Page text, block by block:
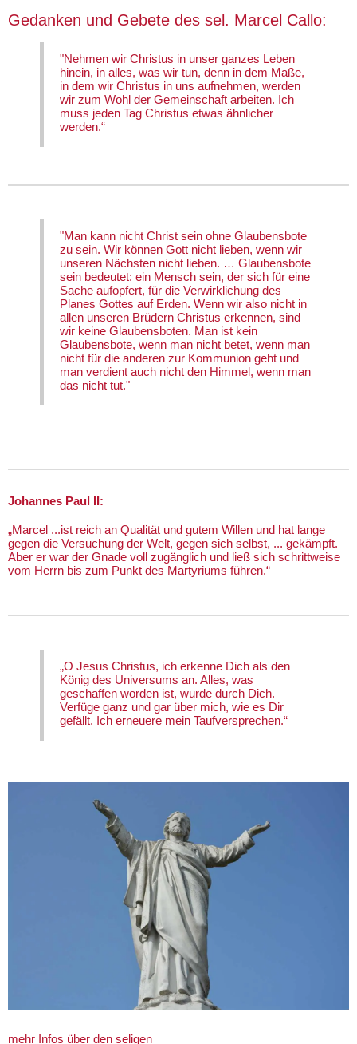
Gedanken und Gebete des sel. Marcel Callo:
"Nehmen wir Christus in unser ganzes Leben
hinein, in alles, was wir tun, denn in dem Maße,
in dem wir Christus in uns aufnehmen, werden
wir zum Wohl der Gemeinschaft arbeiten. Ich
muss jeden Tag Christus etwas ähnlicher
werden.“
"Man kann nicht Christ sein ohne Glaubensbote
zu sein. Wir können Gott nicht lieben, wenn wir
unseren Nächsten nicht lieben. … Glaubensbote
sein bedeutet: ein Mensch sein, der sich für eine
Sache aufopfert, für die Verwirklichung des
Planes Gottes auf Erden. Wenn wir also nicht in
allen unseren Brüdern Christus erkennen, sind
wir keine Glaubensboten. Man ist kein
Glaubensbote, wenn man nicht betet, wenn man
nicht für die anderen zur Kommunion geht und
man verdient auch nicht den Himmel, wenn man
das nicht tut."
Johannes Paul II:
„Marcel ...ist reich an Qualität und gutem Willen und hat lange
gegen die Versuchung der Welt, gegen sich selbst, ... gekämpft.
Aber er war der Gnade voll zugänglich und ließ sich schrittweise
vom Herrn bis zum Punkt des Martyriums führen.“
„O Jesus Christus, ich erkenne Dich als den
König des Universums an. Alles, was
geschaffen worden ist, wurde durch Dich.
Verfüge ganz und gar über mich, wie es Dir
gefällt. Ich erneuere mein Taufversprechen.“
mehr Infos über den seligen